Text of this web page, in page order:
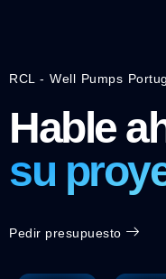
RCL - Well Pumps
Hable
su
Pedir presupuesto